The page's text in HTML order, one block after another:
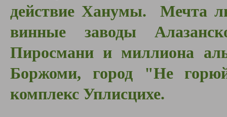
действие Ханумы. Мечта
винные заводы
Пиросмани и миллиона
Боржоми, город "Не
комплекс Уплисцихе.